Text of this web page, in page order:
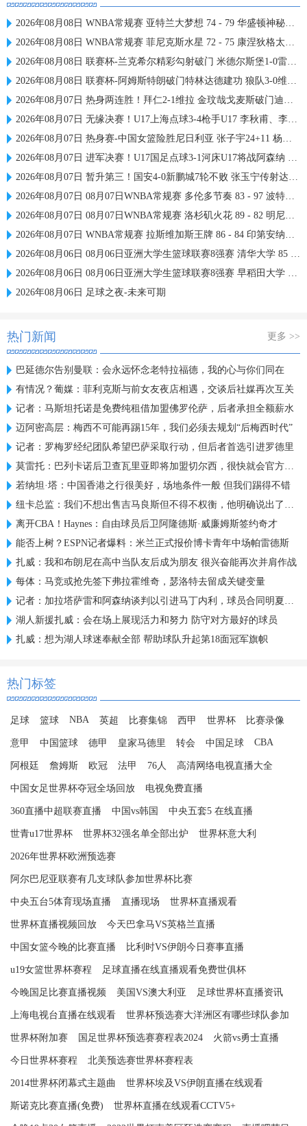
2026年08月08日 WNBA常规赛 亚特兰大梦想 74 - 79 华盛顿神秘人 全场集锦
2026年08月08日 WNBA常规赛 菲尼克斯水星 72 - 75 康涅狄格太阳 全场集锦
2026年08月08日 联赛杯-兰克希尔精彩勾射破门 米德尔斯堡1-0雷克瑟姆
2026年08月08日 联赛杯-阿姆斯特朗破门特林达德建功 狼队3-0维尔港
2026年08月07日 热身两连胜！拜仁2-1维拉 金玟哉戈麦斯破门迪亚斯替补建功
2026年08月07日 无缘决赛！U17上海点球3-4枪手U17 李秋甫、李文博失点王启戎扑点
2026年08月07日 热身赛-中国女篮险胜尼日利亚 张子宇24+11 杨舒予12+6
2026年08月07日 进军决赛！U17国足点球3-1河床U17将战阿森纳 江宇涵替补两扑点
2026年08月07日 暂升第三！国安4-0新鹏城7轮不败 张玉宁传射达万双响法比奥破门
2026年08月07日 08月07日WNBA常规赛 多伦多节奏 83 - 97 波特兰火焰 集锦
2026年08月07日 08月07日WNBA常规赛 洛杉矶火花 89 - 82 明尼苏达山猫 全场集锦
2026年08月07日 WNBA常规赛 拉斯维加斯王牌 86 - 84 印第安纳狂热 全场集锦
2026年08月06日 08月06日亚洲大学生篮球联赛8强赛 清华大学 85 - 81 菲律宾大学 集锦
2026年08月06日 08月06日亚洲大学生篮球联赛8强赛 早稻田大学 78 - 71 高丽大学 集锦
2026年08月06日 足球之夜-未来可期
热门新闻 更多 >>
巴延德尔告别曼联：会永远怀念老特拉福德，我的心与你们同在
有情况？葡媒：菲利克斯与前女友夜店相遇，交谈后社媒再次互关
记者：马斯坦托诺是免费纯租借加盟佛罗伦萨，后者承担全额薪水
迈阿密高层：梅西不可能再踢15年，我们必须去规划“后梅西时代”
记者：罗梅罗经纪团队希望巴萨采取行动，但后者首选引进罗德里
莫雷托：巴列卡诺后卫查瓦里亚即将加盟切尔西，很快就会官方宣布
若纳坦·塔：中国香港之行很美好，场地条件一般 但我们踢得不错
纽卡总监：我们不想出售吉马良斯但不得不权衡，他明确说出了意愿
离开CBA！Haynes：自由球员后卫阿隆德斯·威廉姆斯签约奇才
能否上树？ESPN记者爆料：米兰正式报价博卡青年中场帕雷德斯
扎威：我和布朗尼在高中当队友后成为朋友 很兴奋能再次并肩作战
每体：马竞或抢先签下弗拉霍维奇，瑟洛特去留成关键变量
记者：加拉塔萨雷和阿森纳谈判以引进马丁内利，球员合同明夏到期
湖人新援扎威：会在场上展现活力和努力 防守对方最好的球员
扎威：想为湖人球迷奉献全部 帮助球队升起第18面冠军旗帜
热门标签
足球 篮球 NBA 英超 比赛集锦 西甲 世界杯 比赛录像
意甲 中国篮球 德甲 皇家马德里 转会 中国足球 CBA
阿根廷 詹姆斯 欧冠 法甲 76人 高清网络电视直播大全
中国女足世界杯夺冠全场回放 电视免费直播
360直播中超联赛直播 中国vs韩国 中央五套5 在线直播
世青u17世界杯 世界杯32强名单全部出炉 世界杯意大利
2026年世界杯欧洲预选赛
阿尔巴尼亚联赛有几支球队参加世界杯比赛
中央五台5体育现场直播 直播现场 世界杯直播观看
世界杯直播视频回放 今天巴拿马VS英格兰直播
中国女篮今晚的比赛直播 比利时VS伊朗今日赛事直播
u19女篮世界杯赛程 足球直播在线直播观看免费世俱杯
今晚国足比赛直播视频 美国VS澳大利亚 足球世界杯直播资讯
上海电视台直播在线观看 世界杯预选赛大洋洲区有哪些球队参加
世界杯附加赛 国足世界杯预选赛赛程表2024 火箭vs勇士直播
今日世界杯赛程 北美预选赛世界杯赛程表
2014世界杯闭幕式主题曲 世界杯埃及VS伊朗直播在线观看
斯诺克比赛直播(免费) 世界杯直播在线观看CCTV5+